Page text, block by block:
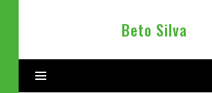
Beto
Beto Silva